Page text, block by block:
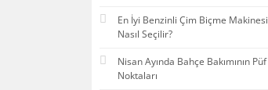
En İyi Benzinli Çim Biçme Makinesi
Nasıl Seçilir?
Nisan Ayında Bahçe Bakımının Püf
Noktaları